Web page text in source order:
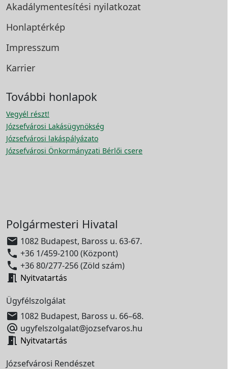
Akadálymentesítési nyilatkozat
Honlaptérkép
Impresszum
Karrier
További honlapok
Vegyél részt!
Józsefvárosi Lakásügynökség
Józsefvárosi lakáspályázato
Józsefvárosi Önkormányzati Bérlői csere
Polgármesteri Hivatal
 1082 Budapest, Baross u. 63-67.
 +36 1/459-2100 (Központ)
 +36 80/277-256 (Zöld szám)
 Nyitvatartás
Ügyfélszolgálat
 1082 Budapest, Baross u. 66–68.
 ugyfelszolgalat@jozsefvaros.hu
 Nyitvatartás
Józsefvárosi Rendészet